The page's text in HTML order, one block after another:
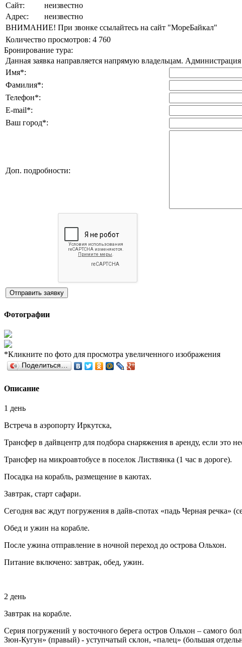
Сайт:
неизвестно
Адрес:
неизвестно
ВНИМАНИЕ! При звонке ссылайтесь на сайт "МореБайкал"
Количество просмотров: 4 760
Бронирование тура:
Данная заявка направляется напрямую владельцам.
Имя*:
Фамилия*:
Телефон*:
E-mail*:
Ваш город*:
Доп. подробности:
Отправить заявку
Фотографии
*Кликните по фото для просмотра увеличенного изображения
Поделиться…
Описание
1 день
Встреча в аэропорту Иркутска,
Трансфер в дайвцентр для подбора снаряжения в аренду, если это
Трансфер на микроавтобусе в поселок Листвянка (1 час в дороге).
Посадка на корабль, размещение в каютах.
Завтрак, старт сафари.
Сегодня вас ждут погружения в дайв-спотах «падь Черная речка»
Обед и ужин на корабле.
После ужина отправление в ночной переход до острова Ольхон.
Питание включено: завтрак, обед, ужин.
2 день
Завтрак на корабле.
Серия погружений у восточного берега остров Ольхон – самого
Зюн-Кугун» (правый) - уступчатый склон, «палец» (большая